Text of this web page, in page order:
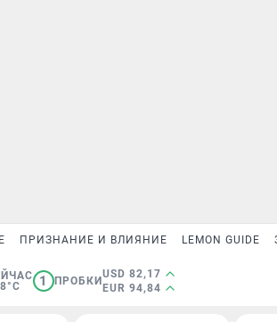
ПРИЗНАНИЕ И ВЛИЯНИЕ LEMON GUIDE
1 ПРОБКИ
USD 82,17
EUR 94,84